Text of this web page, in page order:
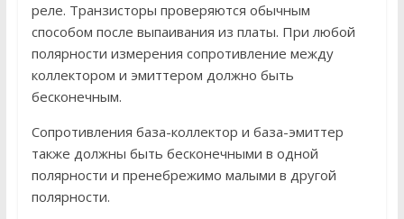
реле. Транзисторы проверяются обычным
способом после выпаивания из платы. При любой
полярности измерения сопротивление между
коллектором и эмиттером должно быть
бесконечным.
Сопротивления база-коллектор и база-эмиттер
также должны быть бесконечными в одной
полярности и пренебрежимо малыми в другой
полярности.